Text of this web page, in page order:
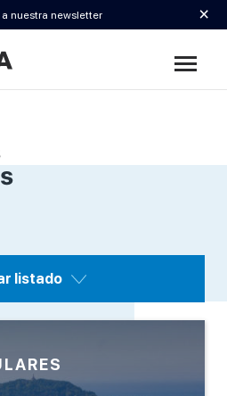
nuestra newsletter ×
listado